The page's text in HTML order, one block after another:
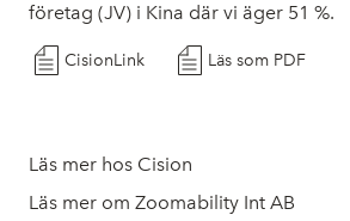
företag (JV) i Kina där vi äger 51 %.
CisionLink Läs som PDF
Läs mer hos Cision
Läs mer om Zoomability Int AB